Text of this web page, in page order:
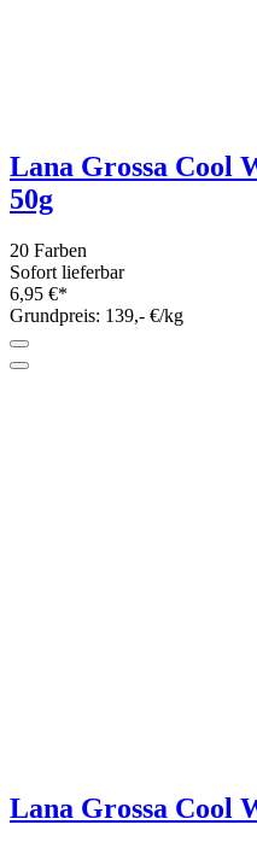
Grundpreis: 139,- €/kg
Transparente
umhäkeln
4 Größen